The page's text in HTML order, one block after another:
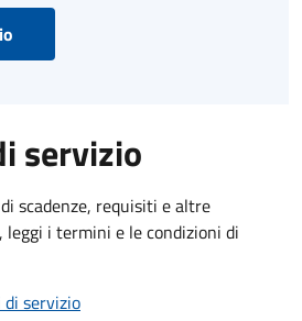
servizio
scadenze, requisiti e altre
i termini e le condizioni di
servizio